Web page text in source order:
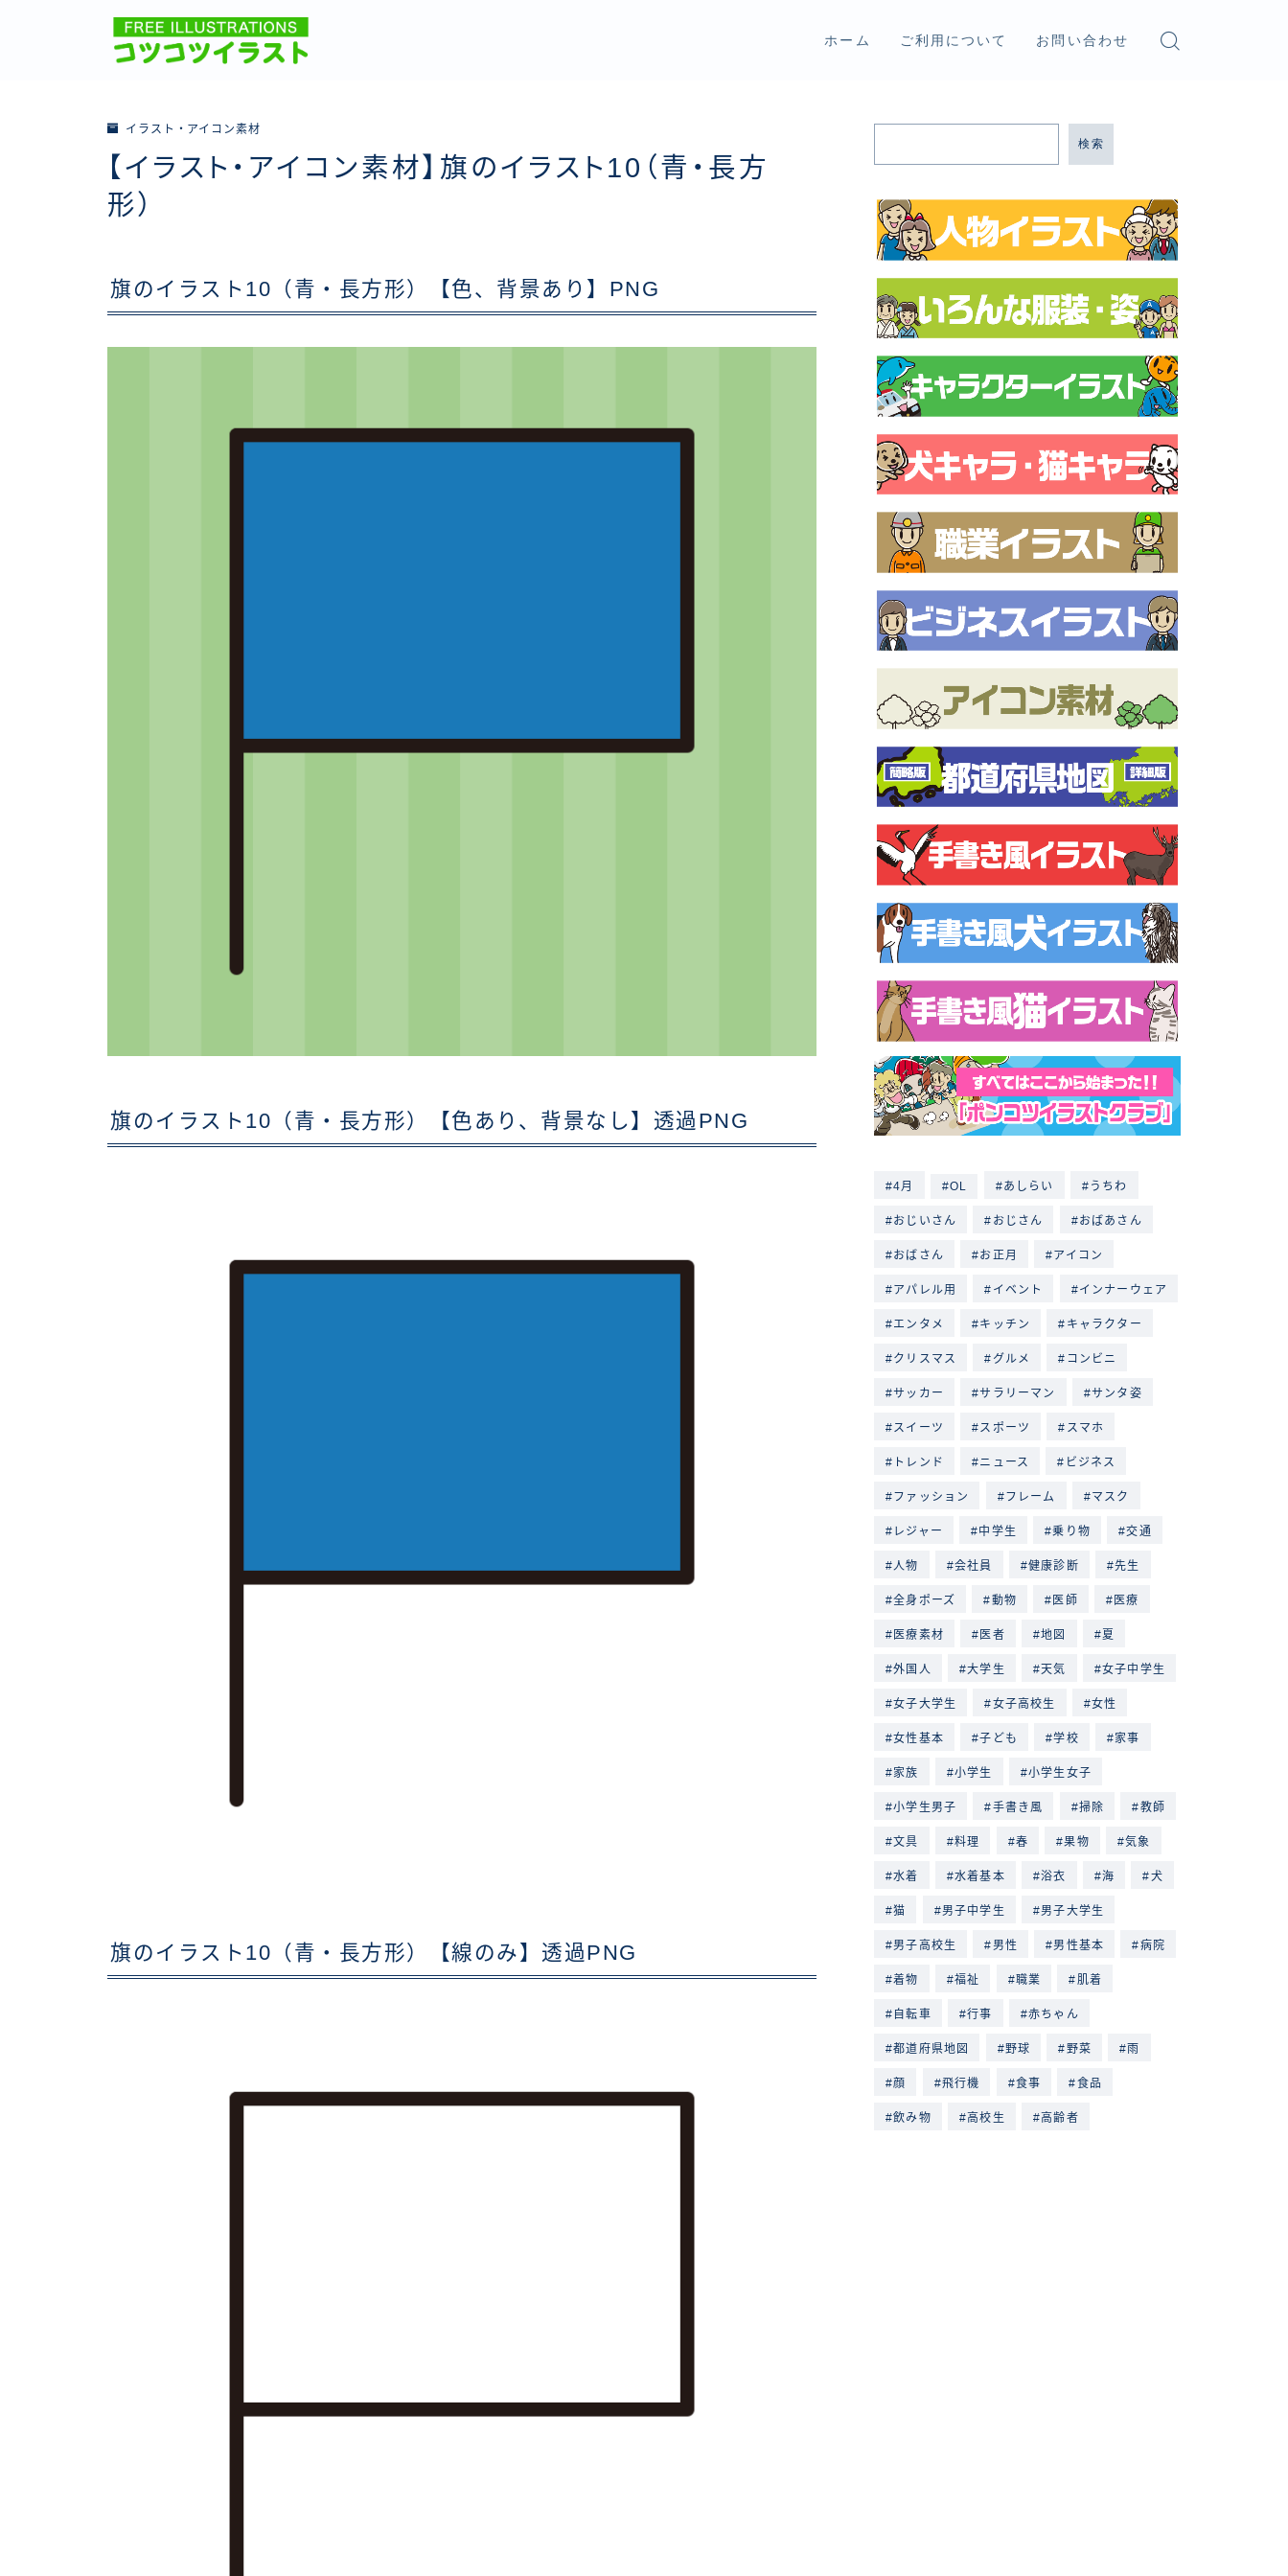
ホーム ご利用について お問い合わせ
イラスト・アイコン素材
【イラスト・アイコン素材】旗のイラスト10（青・長方
形）
旗のイラスト10（青・長方形）【色、背景あり】PNG
旗のイラスト10（青・長方形）【色あり、背景なし】透過PNG
旗のイラスト10（青・長方形）【線のみ】透過PNG
検索
4月 OL あしらい うちわ
おじいさん おじさん おばあさん
おばさん お正月 アイコン
アパレル用 イベント インナーウェア
エンタメ キッチン キャラクター
クリスマス グルメ コンビニ
サッカー サラリーマン サンタ姿
スイーツ スポーツ スマホ
トレンド ニュース ビジネス
ファッション フレーム マスク
レジャー 中学生 乗り物 交通
人物 会社員 健康診断 先生
全身ポーズ 動物 医師 医療
医療素材 医者 地図 夏
外国人 大学生 天気 女子中学生
女子大学生 女子高校生 女性
女性基本 子ども 学校 家事
家族 小学生 小学生女子
小学生男子 手書き風 掃除 教師
文具 料理 春 果物 気象
水着 水着基本 浴衣 海 犬
猫 男子中学生 男子大学生
男子高校生 男性 男性基本 病院
着物 福祉 職業 肌着
自転車 行事 赤ちゃん
都道府県地図 野球 野菜 雨
顔 飛行機 食事 食品
飲み物 高校生 高齢者